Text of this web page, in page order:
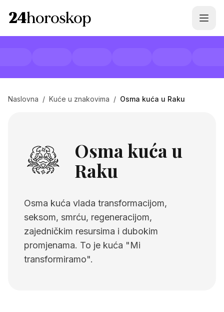
Naslovna / Kuće u znakovima / Osma kuća u Raku
Osma kuća u
Raku
Osma kuća vlada transformacijom,
seksom, smrću, regeneracijom,
zajedničkim resursima i dubokim
promjenama. To je kuća "Mi
transformiramo".